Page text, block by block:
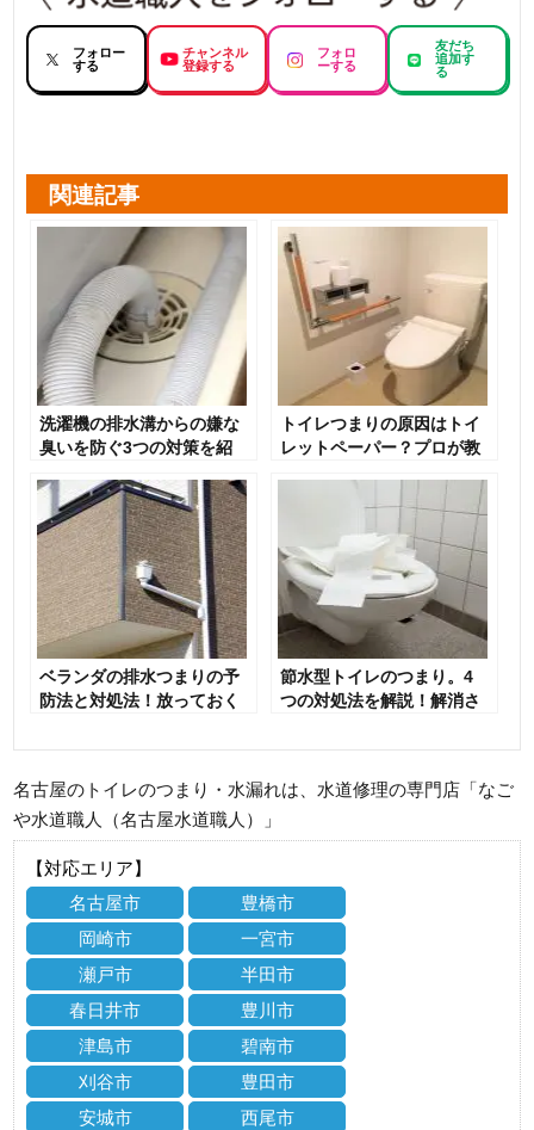
フォロー
する
チャンネル
登録する
フォロ
ーする
友だち
追加す
る
関連記事
洗濯機の排水溝からの嫌な
臭いを防ぐ3つの対策を紹
トイレつまりの原因はトイ
レットペーパー？プロが教
ベランダの排水つまりの予
防法と対処法！放っておく
ることも
節水型トイレのつまり。4
つの対処法を解説！解消さ
談を
名古屋のトイレのつまり・水漏れは、水道修理の専門店「なご
や水道職人（名古屋水道職人）」
【対応エリア】
名古屋市
豊橋市
岡崎市
一宮市
瀬戸市
半田市
春日井市
豊川市
津島市
碧南市
刈谷市
豊田市
安城市
西尾市